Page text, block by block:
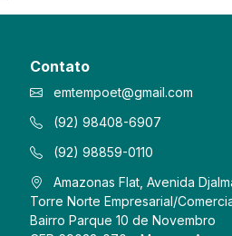
Contato
emtempoet@gmail.com
(92) 98408-6907
(92) 98859-0110
Amazonas Flat, Avenida
Torre Norte Empresarial/
Bairro Parque 10 de Novembro